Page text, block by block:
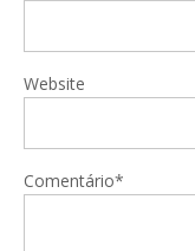
Website
Comentário*